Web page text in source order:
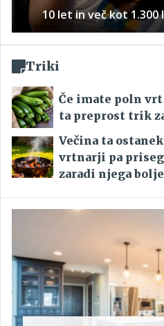
10 let in več kot 1.300
Triki
Če imate poln
ta preprost trik
Večina ta
vrtnarji pa
zaradi njega